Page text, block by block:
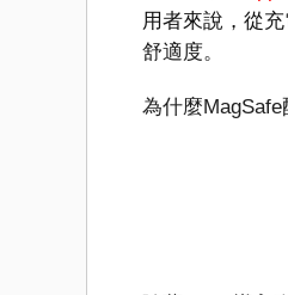
用者來說，從
舒適度。
為什麼MagSafe